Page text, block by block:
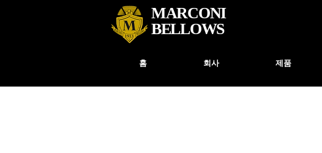
MARCONI
BELLOWS
홈 회사 제품